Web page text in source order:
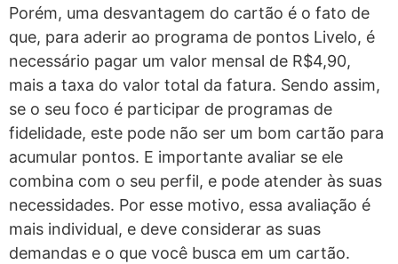
Porém, uma desvantagem do cartão é o fato de
que, para aderir ao programa de pontos Livelo, é
necessário pagar um valor mensal de R$4,90,
mais a taxa do valor total da fatura. Sendo assim,
se o seu foco é participar de programas de
fidelidade, este pode não ser um bom cartão para
acumular pontos. E importante avaliar se ele
combina com o seu perfil, e pode atender às suas
necessidades. Por esse motivo, essa avaliação é
mais individual, e deve considerar as suas
demandas e o que você busca em um cartão.